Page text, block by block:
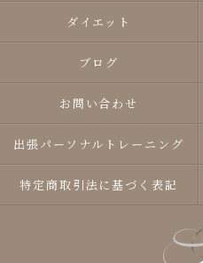
ダイエット
ブログ
お問い合わせ
出張パーソナルトレーニング
特定商取引法に基づく表記